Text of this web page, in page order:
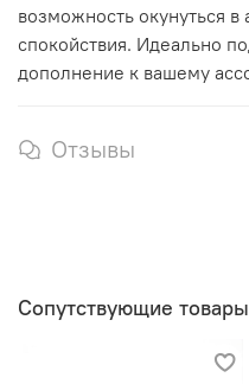
возможность окунуться
спокойствия. Идеально
дополнение к вашему
Отзывы
Сопутствующие товары